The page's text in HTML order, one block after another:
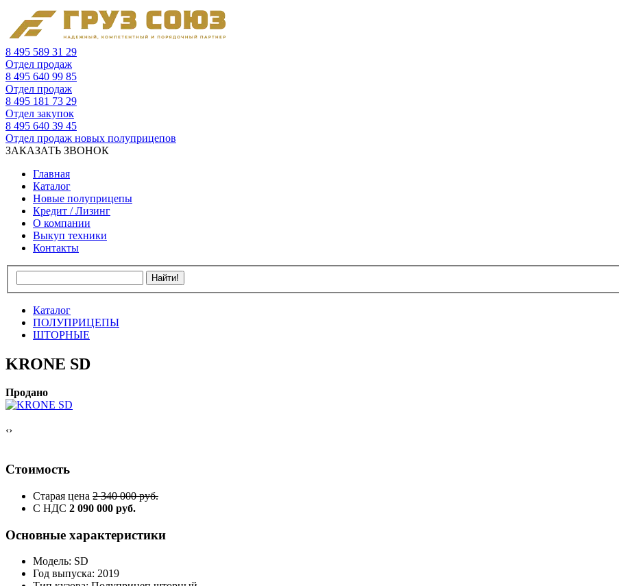
8 495 589 31 29
Отдел продаж
8 495 640 99 85
Отдел продаж
8 495 181 73 29
Отдел закупок
8 495 640 39 45
Отдел продаж новых полуприцепов
ЗАКАЗАТЬ ЗВОНОК
Главная
Каталог
Новые полуприцепы
Кредит / Лизинг
О компании
Выкуп техники
Контакты
Каталог
ПОЛУПРИЦЕПЫ
ШТОРНЫЕ
KRONE SD
Продано
‹›
Стоимость
Старая цена 2 340 000 руб.
С НДС 2 090 000 руб.
Основные характеристики
Модель: SD
Год выпуска: 2019